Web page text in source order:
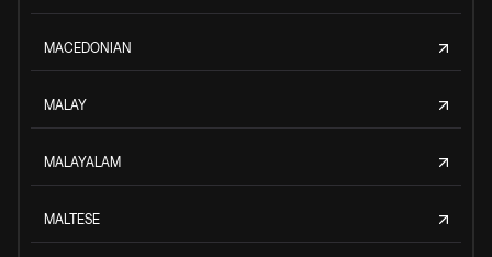
MACEDONIAN
MALAY
MALAYALAM
MALTESE